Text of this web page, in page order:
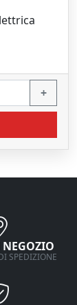
+
SPEDIZIONE